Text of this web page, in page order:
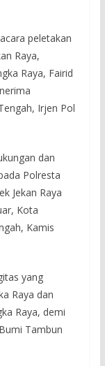
peletakan
Raya,
Raya, Fairid
Irjen Pol
dan
Polresta
Jekan Raya
Kota
Kamis
yang
Raya dan
Raya, demi
Tambun